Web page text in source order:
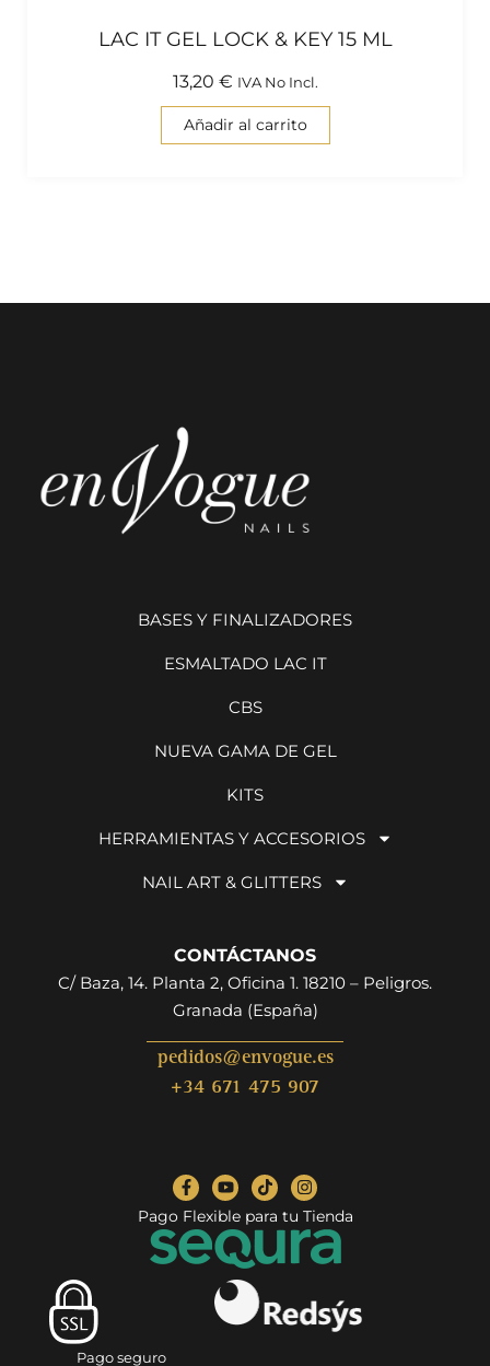
LAC IT GEL LOCK & KEY 15 ML
13,20 € IVA No Incl.
Añadir al carrito
BASES Y FINALIZADORES
ESMALTADO LAC IT
CBS
NUEVA GAMA DE GEL
KITS
HERRAMIENTAS Y ACCESORIOS
NAIL ART & GLITTERS
CONTÁCTANOS
C/ Baza, 14. Planta 2, Oficina 1. 18210 – Peligros.
Granada (España)
pedidos@envogue.es
+34 671 475 907
Pago Flexible para tu Tienda
Pago seguro